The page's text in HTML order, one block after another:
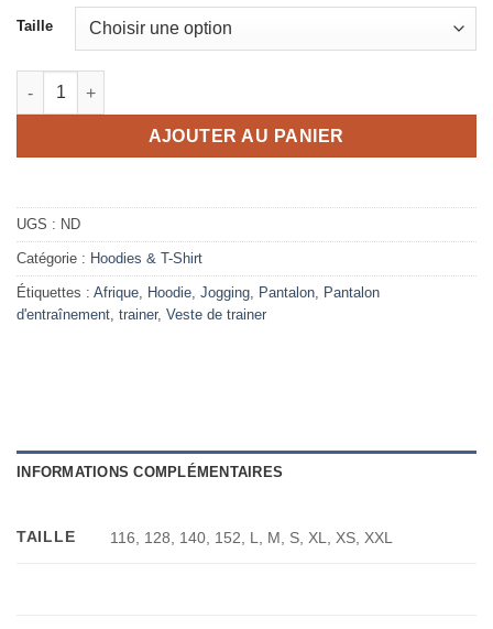
Taille
quantité de Pantalon d'entraînement Afrique gris
AJOUTER AU PANIER
UGS : ND
Catégorie : Hoodies & T-Shirt
Étiquettes : Afrique, Hoodie, Jogging, Pantalon, Pantalon
d'entraînement, trainer, Veste de trainer
INFORMATIONS COMPLÉMENTAIRES
TAILLE 116, 128, 140, 152, L, M, S, XL, XS, XXL